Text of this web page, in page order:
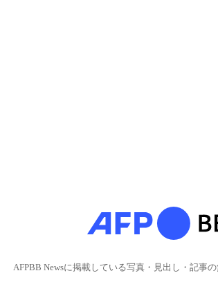
AFPBB Newsに掲載している写真・見出し・記事